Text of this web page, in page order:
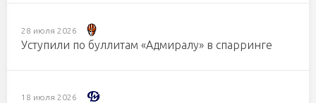
28 июля 2026
Уступили по буллитам «Адмиралу» в спарринге
18 июля 2026